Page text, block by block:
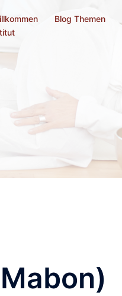
Blog Themen